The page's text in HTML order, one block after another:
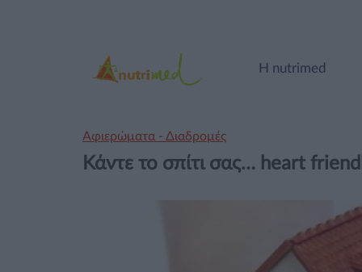
Η nutrimed
Αφιερώματα - Διαδρομές
Κάντε το σπίτι σας… heart